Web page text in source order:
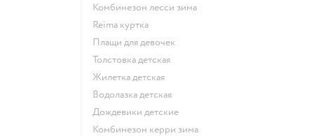
Комбинезон лесси зима
Reima куртка
Плащи для девочек
Толстовка детская
Жилетка детская
Водолазка детская
Дождевики детские
Комбинезон керри зима